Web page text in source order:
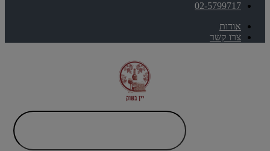
02-5799717
אודות
צרו קשר